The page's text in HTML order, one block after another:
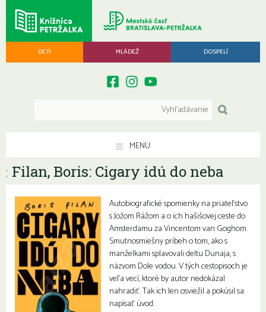
DETI MLÁDEŽ DOSPELÍ
MENU
: Filan, Boris: Cigary idú do neba
Autobiografické spomienky na priateľstvo
s Jožom Rážom a o ich hašišovej ceste do
Amsterdamu za Vincentom van Goghom.
Smutnosmiešny príbeh o tom, ako s
manželkami splavovali deltu Dunaja, s
názvom Dole vodou. V tých cestopisoch je
veľa vecí, ktoré by autor nedokázal
nahradiť. Tak ich len osviežil a pokúsil sa
napísať úvod.